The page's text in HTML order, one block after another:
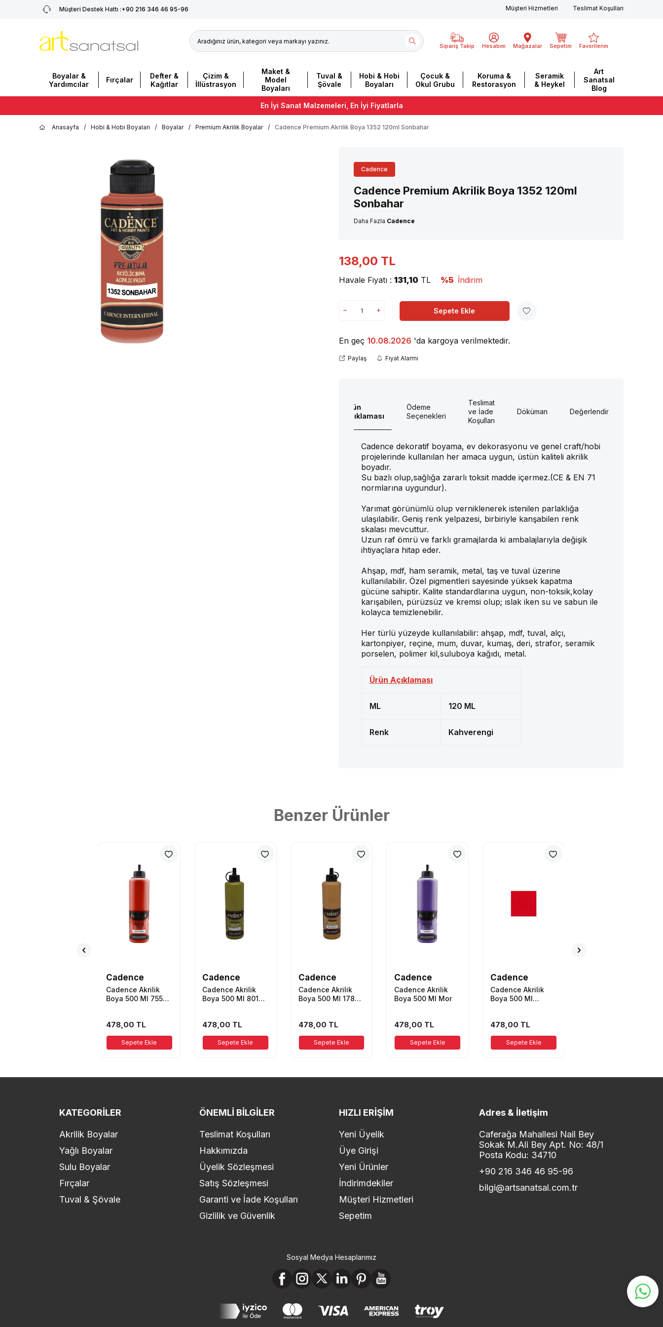
Müşteri Destek Hattı :+90 216 346 46 95-96 Müşteri Hizmetleri Teslimat Koşulları
Sipariş Takip Hesabım Mağazalar Sepetim Favorilerim
Boyalar &
Yardımcılar
Fırçalar
Defter &
Kağıtlar
Çizim &
İllüstrasyon
Maket &
Model
Boyaları
Tuval &
Şövale
Hobi & Hobi
Boyaları
Çocuk &
Okul Grubu
Koruma &
Restorasyon
Seramik
& Heykel
Art
Sanatsal
Blog
En İyi Sanat Malzemeleri, En İyi Fiyatlarla
Anasayfa / Hobi & Hobi Boyaları / Boyalar / Premium Akrilik Boyalar / Cadence Premium Akrilik Boya 1352 120ml Sonbahar
Cadence
Cadence Premium Akrilik Boya 1352 120ml
Sonbahar
Daha Fazla Cadence
138,00 TL
Havale Fiyatı : 131,10 TL %5 İndirim
Sepete Ekle
En geç 10.08.2026 'da kargoya verilmektedir.
Paylaş Fiyat Alarmı
Ürün
Açıklaması
Ödeme
Seçenekleri
Teslimat
ve İade
Koşulları
Döküman Değerlendirme
Cadence dekoratif boyama, ev dekorasyonu ve genel craft/hobi
projelerinde kullanılan her amaca uygun, üstün kaliteli akrilik
boyadır.
Su bazlı olup,sağlığa zararlı toksit madde içermez.(CE & EN 71
normlarına uygundur).
Yarımat görünümlü olup verniklenerek istenilen parlaklığa
ulaşılabilir. Geniş renk yelpazesi, birbiriyle kanşabilen renk
skalası mevcuttur.
Uzun raf ömrü ve farklı gramajlarda ki ambalajlarıyla değişik
ihtiyaçlara hitap eder.
Ahşap, mdf, ham seramik, metal, taş ve tuval üzerine
kullanılabilir. Özel pigmentleri sayesinde yüksek kapatma
gücüne sahiptir. Kalite standardlarına uygun, non-toksik,kolay
karışabilen, pürüzsüz ve kremsi olup; ıslak iken su ve sabun ile
kolayca temizlenebilir.
Her türlü yüzeyde kullanılabilir: ahşap, mdf, tuval, alçı,
kartonpiyer, reçine, mum, duvar, kumaş, deri, strafor, seramik
porselen, polimer kil,suluboya kağıdı, metal.
Ürün Açıklaması
ML 120 ML
Renk Kahverengi
Benzer Ürünler
Cadence
Cadence Akrilik
Boya 500 Ml 7550
478,00 TL
Sepete Ekle
Cadence
Cadence Akrilik
Boya 500 Ml 8014
478,00 TL
Sepete Ekle
Cadence
Cadence Akrilik
Boya 500 Ml 1780
478,00 TL
Sepete Ekle
Cadence
Cadence Akrilik
Boya 500 Ml Mor
478,00 TL
Sepete Ekle
Cadence
Cadence Akrilik
Boya 500 Ml
478,00 TL
Sepete Ekle
KATEGORILER
Akrilik Boyalar
Yağlı Boyalar
Sulu Boyalar
Fırçalar
Tuval & Şövale
ÖNEMLI BILGILER
Teslimat Koşulları
Hakkımızda
Üyelik Sözleşmesi
Satış Sözleşmesi
Garanti ve İade Koşulları
Gizlilik ve Güvenlik
HIZLI ERIŞIM
Yeni Üyelik
Üye Girişi
Yeni Ürünler
İndirimdekiler
Müşteri Hizmetleri
Sepetim
Adres & İletişim
Caferağa Mahallesi Nail Bey
Sokak M.Ali Bey Apt. No: 48/1
Posta Kodu: 34710
+90 216 346 46 95-96
bilgi@artsanatsal.com.tr
Sosyal Medya Hesaplarımız